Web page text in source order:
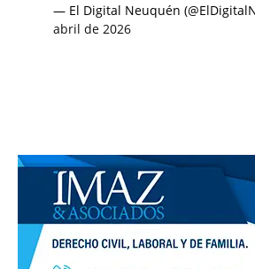
— El Digital Neuquén
abril de 2026